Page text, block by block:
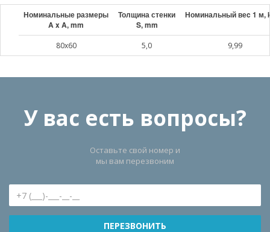
Номинальные размеры
A x A, mm
Толщина стенки
S, mm
Номинальный веc 1 м,
80x60 5,0 9,99
У вас есть вопросы?
Оставьте свой номер и
мы вам перезвоним